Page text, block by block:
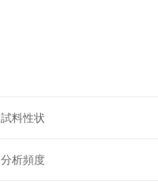
試料性状
分析頻度